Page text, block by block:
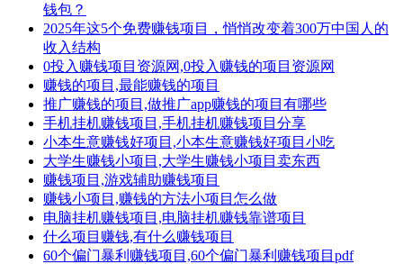
钱包？
2025年这5个免费赚钱项目，悄悄改变着300万中国人的
收入结构
0投入赚钱项目资源网,0投入赚钱的项目资源网
赚钱的项目,最能赚钱的项目
推广赚钱的项目,做推广app赚钱的项目有哪些
手机挂机赚钱项目,手机挂机赚钱项目分享
小本生意赚钱好项目,小本生意赚钱好项目小吃
大学生赚钱小项目,大学生赚钱小项目卖东西
赚钱项目,游戏辅助赚钱项目
赚钱小项目,赚钱的方法小项目怎么做
电脑挂机赚钱项目,电脑挂机赚钱靠谱项目
什么项目赚钱,有什么赚钱项目
60个偏门暴利赚钱项目,60个偏门暴利赚钱项目pdf